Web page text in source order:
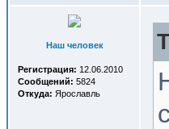
Наш человек
Регистрация: 12.06.2010
Сообщений: 5824
Откуда: Ярославль